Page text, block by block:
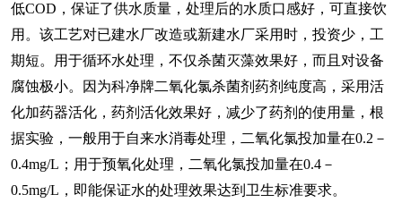
低COD，保证了供水质量，处理后的水质口感好，可直接饮
用。该工艺对已建水厂改造或新建水厂采用时，投资少，工
期短。用于循环水处理，不仅杀菌灭藻效果好，而且对设备
腐蚀极小。因为科净牌二氧化氯杀菌剂药剂纯度高，采用活
化加药器活化，药剂活化效果好，减少了药剂的使用量，根
据实验，一般用于自来水消毒处理，二氧化氯投加量在0.2－
0.4mg/L；用于预氧化处理，二氧化氯投加量在0.4－
0.5mg/L，即能保证水的处理效果达到卫生标准要求。